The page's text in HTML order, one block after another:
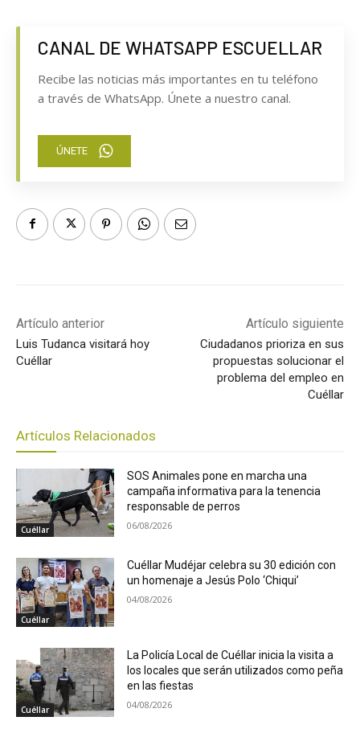
CANAL DE WHATSAPP ESCUELLAR
Recibe las noticias más importantes en tu teléfono
a través de WhatsApp. Únete a nuestro canal.
ÚNETE
Artículo anterior
Luis Tudanca visitará hoy
Cuéllar
Artículo siguiente
Ciudadanos prioriza en sus
propuestas solucionar el
problema del empleo en
Cuéllar
Artículos Relacionados
Cuéllar
SOS Animales pone en marcha una
campaña informativa para la tenencia
responsable de perros
06/08/2026
Cuéllar
Cuéllar Mudéjar celebra su 30 edición con
un homenaje a Jesús Polo ‘Chiqui’
04/08/2026
Cuéllar
La Policía Local de Cuéllar inicia la visita a
los locales que serán utilizados como peña
en las fiestas
04/08/2026